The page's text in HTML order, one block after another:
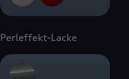
Perleffekt-Lacke